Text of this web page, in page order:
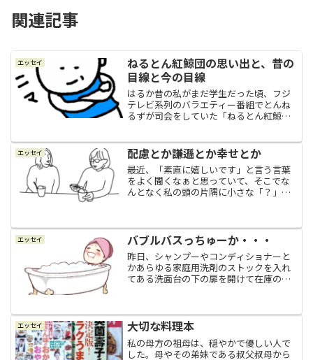
関連記事
エッセイ
ねるとん紅鯨団の思い出と、昔の
目線と今の目線
はるか昔の私がまだ学生だった頃、フジ
テレビ系列のバラエティー番組でとんね
るずが司会をしていた「ねるとん紅鯨
のお見合い番組で、複数名の男女が番組
ロケで初対面で会って、色ん...
エッセイ 配慮とか謙遜とか幸せとか
最近、「素直に嬉しいです」と言う言葉
をよく聞くなぁと思っていて、そこでな
んとなく私の頭の片隅に小さな「？」が
う？と、茶をしばきながらしばらくぼん
やりと考えました。「素直に」...
エッセイ バブルバスっちゅーか・・・
昨日、シャンプーやコンディショナーと
かあらゆる家庭用洗剤のストックを入れ
てある洗面台の下の扉を開けて在庫の確
ンみたいなものがあるのを発見しまし
た。自分で買った記憶がなか...
エッセイ 大切な料理本
私の母方の祖母は、穏やかで優しい人で
した。母やその弟妹である叔父叔母から